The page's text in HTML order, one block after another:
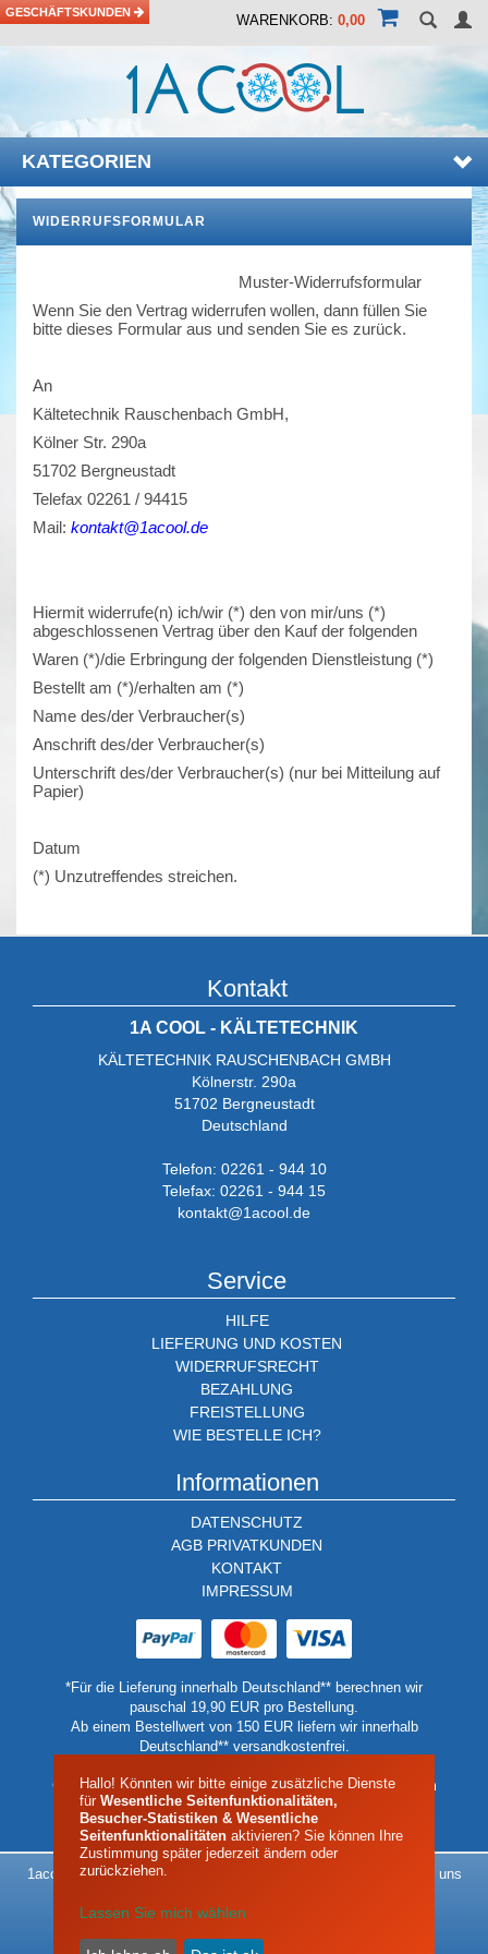
GESCHÄFTSKUNDEN WARENKORB: 0,00
KATEGORIEN
WIDERRUFSFORMULAR
Muster-Widerrufsformular
Wenn Sie den Vertrag widerrufen wollen, dann füllen Sie
bitte dieses Formular aus und senden Sie es zurück.
An
Kältetechnik Rauschenbach GmbH,
Kölner Str. 290a
51702 Bergneustadt
Telefax 02261 / 94415
Mail: kontakt@1acool.de
Hiermit widerrufe(n) ich/wir (*) den von mir/uns (*)
abgeschlossenen Vertrag über den Kauf der folgenden
Waren (*)/die Erbringung der folgenden Dienstleistung (*)
Bestellt am (*)/erhalten am (*)
Name des/der Verbraucher(s)
Anschrift des/der Verbraucher(s)
Unterschrift des/der Verbraucher(s) (nur bei Mitteilung auf
Papier)
Datum
(*) Unzutreffendes streichen.
Kontakt
1A COOL - KÄLTETECHNIK
KÄLTETECHNIK RAUSCHENBACH GMBH
Kölnerstr. 290a
51702 Bergneustadt
Deutschland
Telefon: 02261 - 944 10
Telefax: 02261 - 944 15
kontakt@1acool.de
Service
HILFE
LIEFERUNG UND KOSTEN
WIDERRUFSRECHT
BEZAHLUNG
FREISTELLUNG
WIE BESTELLE ICH?
Informationen
DATENSCHUTZ
AGB PRIVATKUNDEN
KONTAKT
IMPRESSUM
*Für die Lieferung innerhalb Deutschland** berechnen wir
pauschal 19,90 EUR pro Bestellung.
Ab einem Bestellwert von 150 EUR liefern wir innerhalb
Deutschland** versandkostenfrei.
Geben Sie in diesen Fällen bitte eine Lieferadressen auf dem
Festland oder einer Talstation an.
1acool - Alles rund um das Thema Kältetechnik - Das Klima liegt uns
| Impressum |
Hallo! Könnten wir bitte einige zusätzliche Dienste
für Wesentliche Seitenfunktionalitäten,
Besucher-Statistiken & Wesentliche
Seitenfunktionalitäten aktivieren? Sie können Ihre
Zustimmung später jederzeit ändern oder
zurückziehen.
Lassen Sie mich wählen